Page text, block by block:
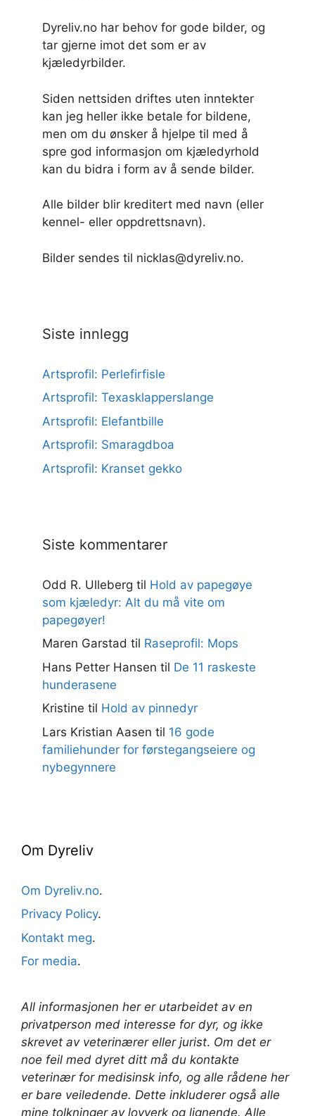
Dyreliv.no har behov for gode bilder, og
tar gjerne imot det som er av
kjæledyrbilder.
Siden nettsiden driftes uten inntekter
kan jeg heller ikke betale for bildene,
men om du ønsker å hjelpe til med å
spre god informasjon om kjæledyrhold
kan du bidra i form av å sende bilder.
Alle bilder blir kreditert med navn (eller
kennel- eller oppdrettsnavn).
Bilder sendes til nicklas@dyreliv.no.
Siste innlegg
Artsprofil: Perlefirfisle
Artsprofil: Texasklapperslange
Artsprofil: Elefantbille
Artsprofil: Smaragdboa
Artsprofil: Kranset gekko
Siste kommentarer
Odd R. Ulleberg til Hold av papegøye
som kjæledyr: Alt du må vite om
papegøyer!
Maren Garstad til Raseprofil: Mops
Hans Petter Hansen til De 11 raskeste
hunderasene
Kristine til Hold av pinnedyr
Lars Kristian Aasen til 16 gode
familiehunder for førstegangseiere og
nybegynnere
Om Dyreliv
Om Dyreliv.no.
Privacy Policy.
Kontakt meg.
For media.
All informasjonen her er utarbeidet av en
privatperson med interesse for dyr, og ikke
skrevet av veterinærereller jurist. Om det er
noe feil med dyret ditt må du kontakte
veterinær for medisinsk info, og alle rådene her
er bare veiledende. Dette inkluderer også alle
mine tolkninger av lovverk og lignende. Alle